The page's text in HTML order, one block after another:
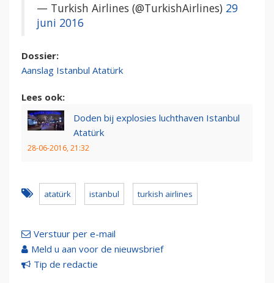
— Turkish Airlines (@TurkishAirlines) 29
juni 2016
Dossier:
Aanslag Istanbul Atatürk
Lees ook:
Doden bij explosies luchthaven Istanbul
Atatürk
28-06-2016, 21:32
atatürk istanbul turkish airlines
Verstuur per e-mail
Meld u aan voor de nieuwsbrief
Tip de redactie